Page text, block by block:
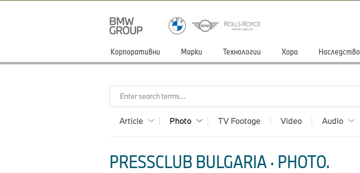
Корпоративни Марки Технологии Хора Наследство
Enter search terms...
Article Photo TV Footage Video Audio
PRESSCLUB BULGARIA · PHOTO.